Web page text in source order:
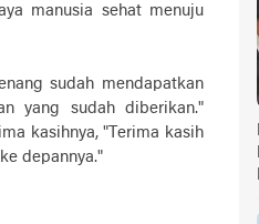
manusia sehat menuju
sudah mendapatkan
yang sudah diberikan."
kasihnya, "Terima kasih
depannya."